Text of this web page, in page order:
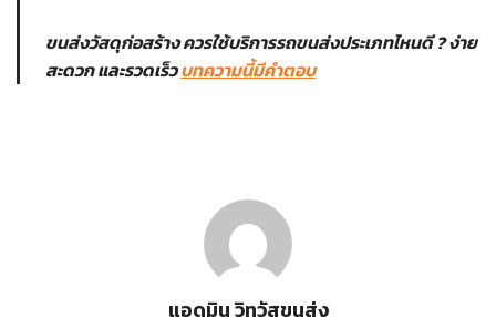
ขนส่งวัสดุก่อสร้าง ควรใช้บริการรถขนส่งประเภทไหนดี ? ง่าย
สะดวก และรวดเร็วบทความนี้มีคำตอบ
แอดมิน วิทวัสขนส่ง